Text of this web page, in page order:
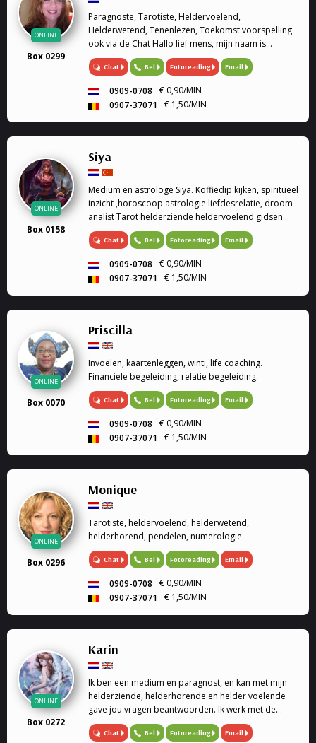
ONLINE
Box 0299
Paragnoste, Tarotiste, Heldervoelend,
Helderwetend, Tenenlezen, Toekomst voorspelling
ook via de Chat Hallo lief mens, mijn naam is
Amanda en ben paragnoste. Met een moeder als
kaartlegster en medium, is paranormaliteit en
Chat Bel Fotoreading Email
0909-0708
€ 0,90/MIN
0907-37071
€ 1,50/MIN
ONLINE
Box 0158
Siya
Medium en astrologe Siya. Koffiedip kijken, spiritueel
inzicht ,horoscoop astrologie liefdesrelatie, droom
analist Tarot helderziende heldervoelend gidsen
relatie familie problemen en veel meer.
Chat Bel Fotoreading Email
0909-0708
€ 0,90/MIN
0907-37071
€ 1,50/MIN
ONLINE
Box 0070
Priscilla
Invoelen, kaartenleggen, winti, life coaching.
Financiele begeleiding, relatie begeleiding.
Chat Bel Fotoreading Email
0909-0708
€ 0,90/MIN
0907-37071
€ 1,50/MIN
ONLINE
Box 0296
Monique
Tarotiste, heldervoelend, helderwetend,
helderhorend, pendelen, numerologie
Chat Bel Fotoreading Email
0909-0708
€ 0,90/MIN
0907-37071
€ 1,50/MIN
ONLINE
Box 0272
Karin
Ik ben een medium en paragnost, en kan met mijn
helderziende, helderhorende en helder voelende
gave jou vragen beantwoorden. Ik werk met de
engelen kaarten en geef engelen readings en
healing. Mijn specialiteit is tweeling zielen, en liefde.
Chat Bel Fotoreading Email